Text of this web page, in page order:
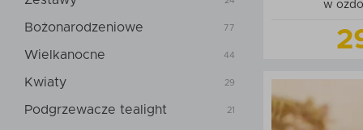
Bożonarodzeniowe 77
Wielkanocne 44
Kwiaty 29
Podgrzewacze tealight 21
w